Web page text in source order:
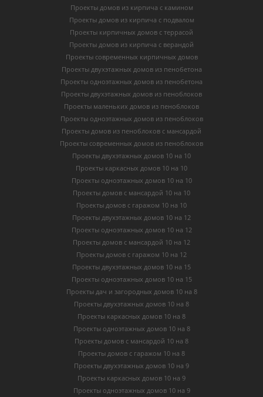
Проекты домов из кирпича с камином
Проекты домов из кирпича с подвалом
Проекты кирпичных домов с террасой
Проекты домов из кирпича с верандой
Проекты современных кирпичных домов
Проекты двухэтажных домов из пенобетона
Проекты одноэтажных домов из пенобетона
Проекты двухэтажных домов из пеноблоков
Проекты маленьких домов из пеноблоков
Проекты одноэтажных домов из пеноблоков
Проекты домов из пеноблоков с мансардой
Проекты современных домов из пеноблоков
Проекты двухэтажных домов 10 на 10
Проекты каркасных домов 10 на 10
Проекты одноэтажных домов 10 на 10
Проекты домов с мансардой 10 на 10
Проекты домов с гаражом 10 на 10
Проекты двухэтажных домов 10 на 12
Проекты одноэтажных домов 10 на 12
Проекты домов с мансардой 10 на 12
Проекты домов с гаражом 10 на 12
Проекты двухэтажных домов 10 на 15
Проекты одноэтажных домов 10 на 15
Проекты дач и загородных домов 10 на 8
Проекты двухэтажных домов 10 на 8
Проекты каркасных домов 10 на 8
Проекты одноэтажных домов 10 на 8
Проекты домов с мансардой 10 на 8
Проекты домов с гаражом 10 на 8
Проекты двухэтажных домов 10 на 9
Проекты каркасных домов 10 на 9
Проекты одноэтажных домов 10 на 9